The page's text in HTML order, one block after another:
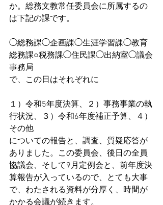
か。総務文教常任委員会に所属するの
は下記の課です。
◯総務課◯企画課◯生涯学習課◯教育
総務課○税務課◯住民課◯出納室◯議会
事務局
で、この日はそれぞれに
１）令和5年度決算、２）事務事業の執
行状況、３）令和6年度補正予算、４）
その他
についての報告と、調査、質疑応答が
ありました。この委員会、後日の全員
協議会、そして9月定例会と、前年度決
算報告が入っているので、とても大事
で、わたされる資料が分厚く、時間が
かかる会議が続きます。